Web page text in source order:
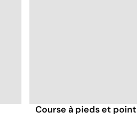
Course à pieds et